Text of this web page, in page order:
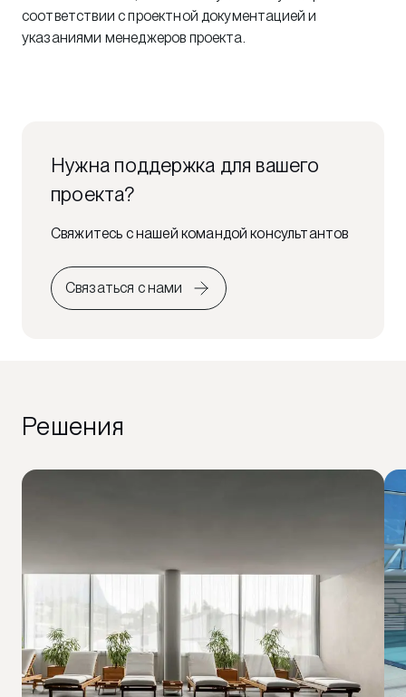
соответствии с проектной документацией и
указаниями менеджеров проекта.
Нужна поддержка для вашего
проекта?
Свяжитесь с нашей командой консультантов
Связаться с нами
Решения